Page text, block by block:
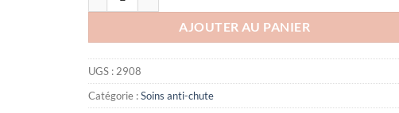
AJOUTER AU PANIER
UGS :2908
Catégorie :Soins anti-chute